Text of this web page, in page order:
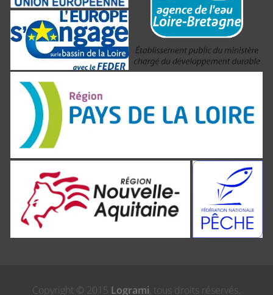
Copyright © 2015 Logrami, tous droits réservés.